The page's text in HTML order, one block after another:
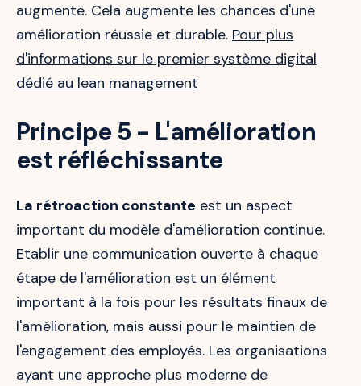
augmente. Cela augmente les chances d'une
amélioration réussie et durable. Pour plus
d'informations sur le premier système digital
dédié au lean management
Principe 5 - L'amélioration
est réfléchissante
La rétroaction constante est un aspect
important du modèle d'amélioration continue.
Etablir une communication ouverte à chaque
étape de l'amélioration est un élément
important à la fois pour les résultats finaux de
l'amélioration, mais aussi pour le maintien de
l'engagement des employés. Les organisations
ayant une approche plus moderne de